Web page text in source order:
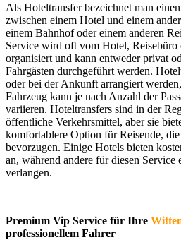
Als Hoteltransfer bezeichnet man
zwischen einem Hotel und einem
einem Bahnhof oder einem anderen
Service wird oft vom Hotel, Reisebüro
organisiert und kann entweder privat
Fahrgästen durchgeführt werden.
oder bei der Ankunft arrangiert
Fahrzeug kann je nach Anzahl der
variieren. Hoteltransfers sind in der
öffentliche Verkehrsmittel, aber sie
komfortablere Option für Reisende,
bevorzugen. Einige Hotels bieten
an, während andere für diesen Service
verlangen.
Premium Vip Service für Ihre
professionellem Fahrer